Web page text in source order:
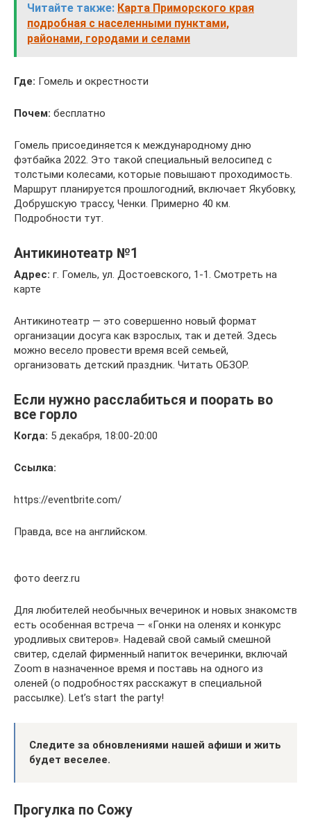
Читайте также: Карта Приморского края
подробная с населенными пунктами,
районами, городами и селами
Где: Гомель и окрестности
Почем: бесплатно
Гомель присоединяется к международному дню
фэтбайка 2022. Это такой специальный велосипед с
толстыми колесами, которые повышают проходимость.
Маршрут планируется прошлогодний, включает Якубовку,
Добрушскую трассу, Ченки. Примерно 40 км.
Подробности тут.
Антикинотеатр №1
Адрес: г. Гомель, ул. Достоевского, 1-1. Смотреть на
карте
Антикинотеатр — это совершенно новый формат
организации досуга как взрослых, так и детей. Здесь
можно весело провести время всей семьей,
организовать детский праздник. Читать ОБЗОР.
Если нужно расслабиться и поорать во
все горло
Когда: 5 декабря, 18:00-20:00
Ссылка:
https://eventbrite.com/
Правда, все на английском.
фото deerz.ru
Для любителей необычных вечеринок и новых знакомств
есть особенная встреча — «Гонки на оленях и конкурс
уродливых свитеров». Надевай свой самый смешной
свитер, сделай фирменный напиток вечеринки, включай
Zoom в назначенное время и поставь на одного из
оленей (о подробностях расскажут в специальной
рассылке). Let’s start the party!
Следите за обновлениями нашей афиши и жить
будет веселее.
Прогулка по Сожу